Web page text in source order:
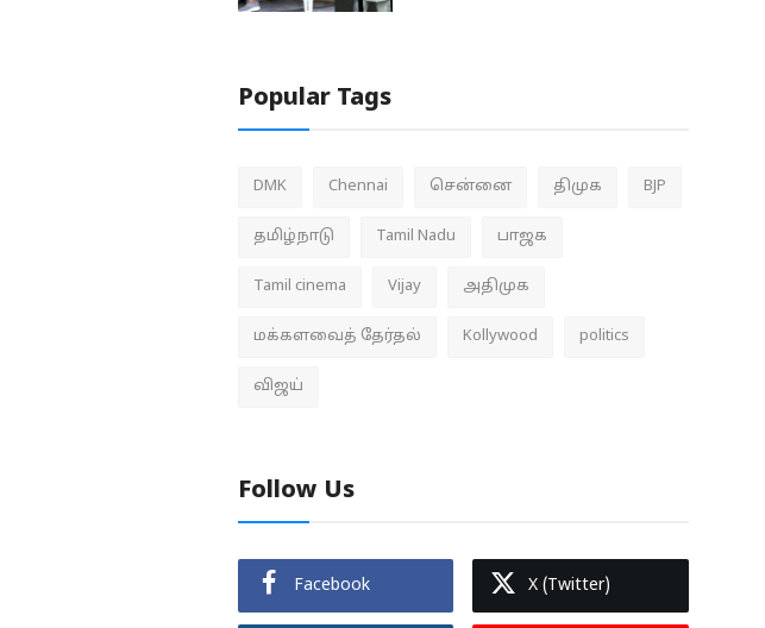
Popular Tags
DMK Chennai சென்னை திமுக BJP
தமிழ்நாடு Tamil Nadu பாஜக
Tamil cinema Vijay அதிமுக
மக்களவைத் தேர்தல் Kollywood politics
விஜய்
Follow Us
Facebook X (Twitter)